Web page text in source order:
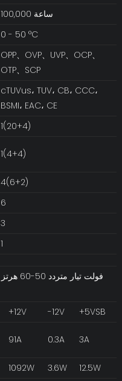
100,000 ساعة
0 - 50 °C
OPP、OVP、UVP、OCP、
OTP、SCP
cTUVus، TUV، CB، CCC،
BSMI، EAC، CE
1(20+4)
1(4+4)
4(6+2)
6
3
1
+12V -12V
+5VSB
91A 0.3A 3A
1092W 3.6W
12.5W